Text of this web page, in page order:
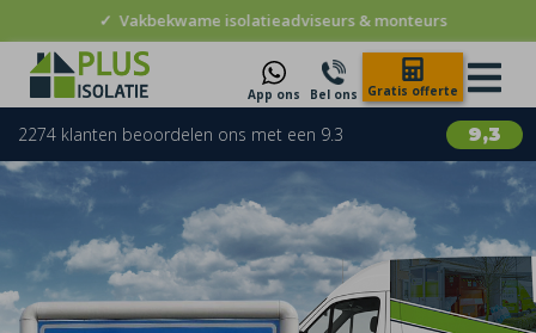
✓ Vakbekwame isolatieadviseurs & monteurs
App ons Bel ons Gratis offerte
9,3
2274 klanten beoordelen ons met een 9.3